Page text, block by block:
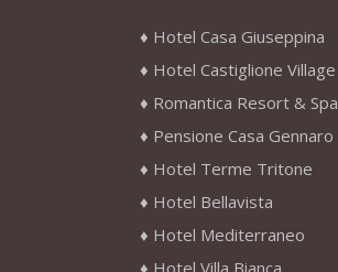
Hotel Casa Giuseppina
Hotel Castiglione Village
Romantica Resort & Spa
Pensione Casa Gennaro
Hotel Terme Tritone
Hotel Bellavista
Hotel Mediterraneo